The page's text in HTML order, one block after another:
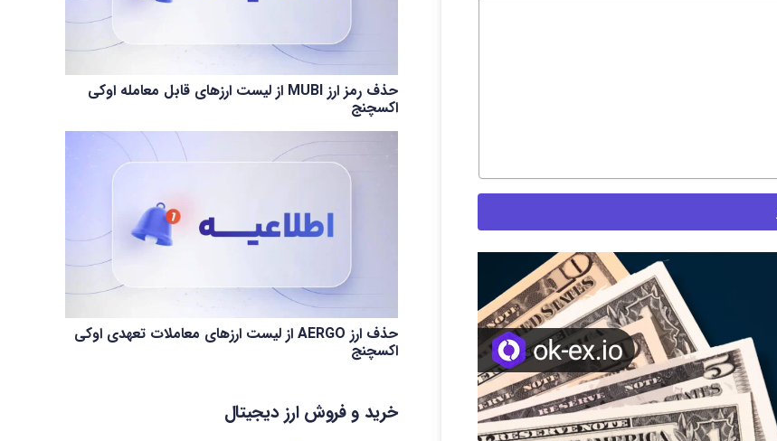
حذف رمز ارز MUBI از لیست ارزهای قابل معامله اوکی
اکسچنج
حذف ارز AERGO از لیست ارزهای معاملات تعهدی اوکی
اکسچنج
خرید و فروش ارز دیجیتال